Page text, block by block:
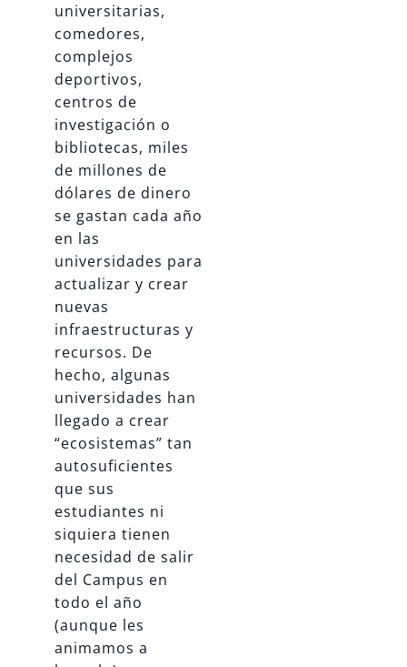
universitarias,
comedores,
complejos
deportivos,
centros de
investigación o
bibliotecas, miles
de millones de
dólares de dinero
se gastan cada año
en las
universidades para
actualizar y crear
nuevas
infraestructuras y
recursos. De
hecho, algunas
universidades han
llegado a crear
“ecosistemas” tan
autosuficientes
que sus
estudiantes ni
siquiera tienen
necesidad de salir
del Campus en
todo el año
(aunque les
animamos a